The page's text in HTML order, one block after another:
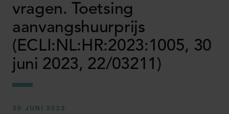
vragen. Toetsing
aanvangshuurprijs
(ECLI:NL:HR:2023:1005, 30
juni 2023, 22/03211)
30 JUNI 2023